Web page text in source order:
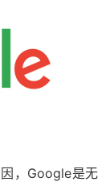
，Google是无